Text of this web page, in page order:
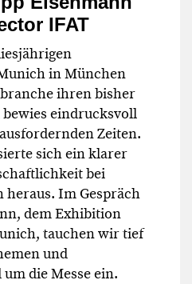
IFAT
in München
ihren bisher
eindrucksvoll
Zeiten.
sich ein klarer
bei
heraus. Im Gespräch
dem Exhibition
tauchen wir tief
und
die Messe ein.